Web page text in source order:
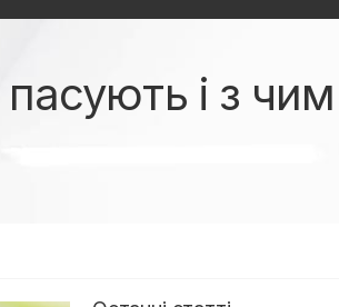
і з чим